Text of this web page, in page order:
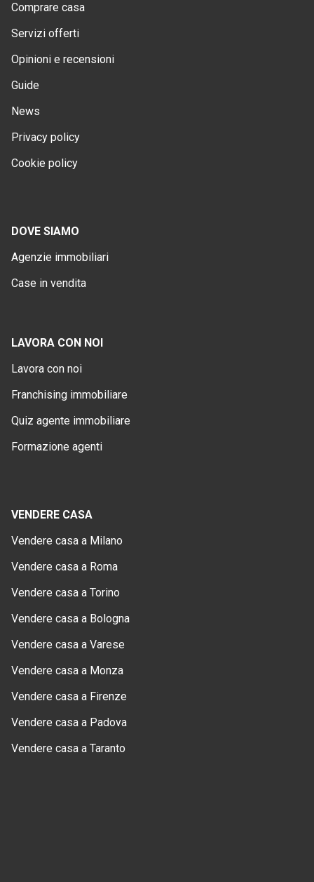
Comprare casa
Servizi offerti
Opinioni e recensioni
Guide
News
Privacy policy
Cookie policy
DOVE SIAMO
Agenzie immobiliari
Case in vendita
LAVORA CON NOI
Lavora con noi
Franchising immobiliare
Quiz agente immobiliare
Formazione agenti
VENDERE CASA
Vendere casa a Milano
Vendere casa a Roma
Vendere casa a Torino
Vendere casa a Bologna
Vendere casa a Varese
Vendere casa a Monza
Vendere casa a Firenze
Vendere casa a Padova
Vendere casa a Taranto